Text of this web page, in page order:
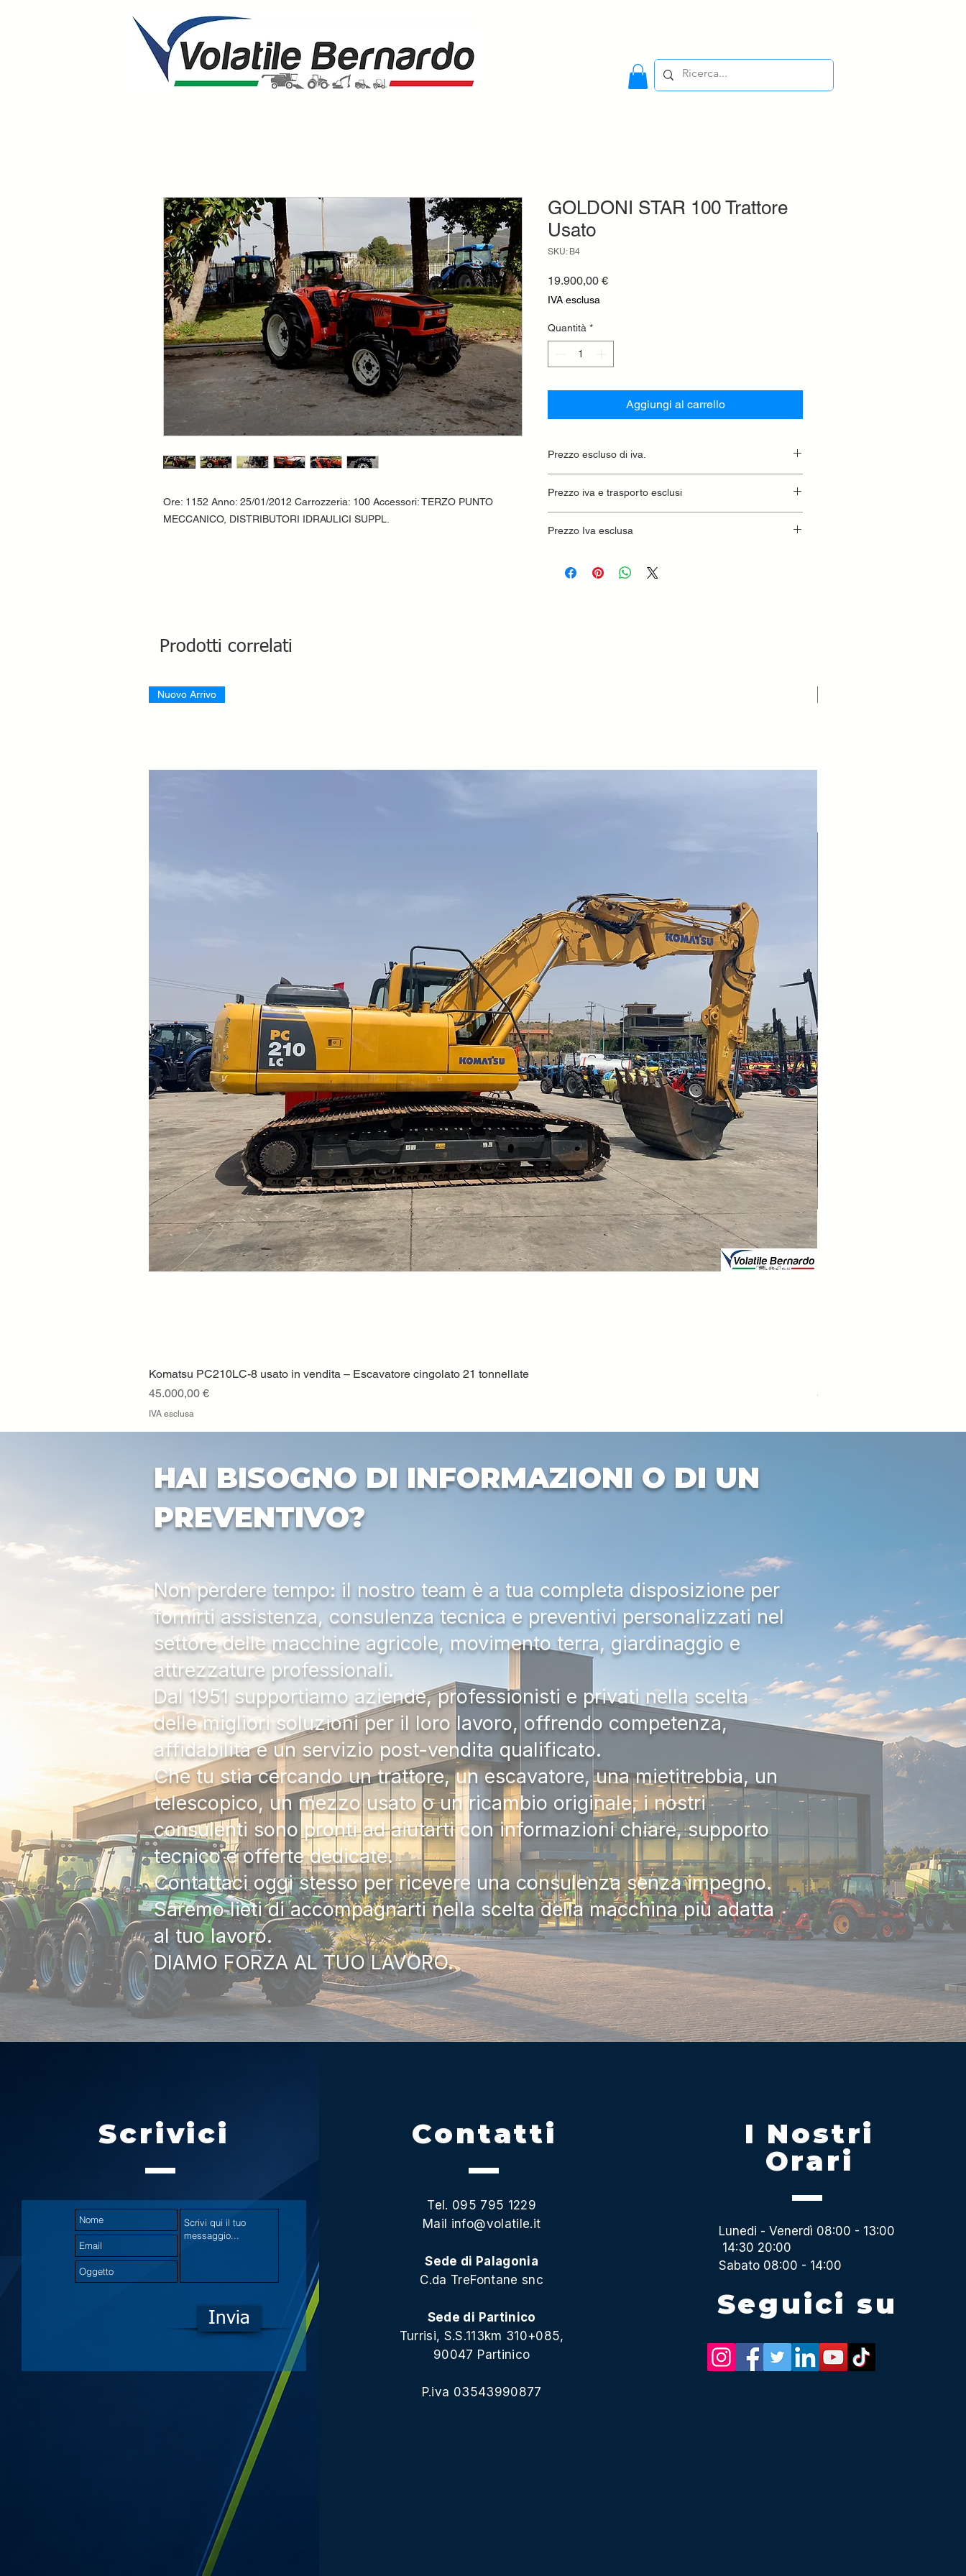
Ore: 1152 Anno: 25/01/2012 Carrozzeria: 100 Accessori: TERZO PUNTO
MECCANICO, DISTRIBUTORI IDRAULICI SUPPL.
GOLDONI STAR 100 Trattore
Usato
SKU: B4
19.900,00 €Prezzo
IVA esclusa
Quantità *
Aggiungi al carrello
Prezzo escluso di iva.
Prezzo iva e trasporto esclusi
Prezzo Iva esclusa
Prodotti correlati
Vista rapida
Nuovo Arrivo
Komatsu PC210LC-8 usato in vendita – Escavatore cingolato 21 tonnellate
Prezzo
45.000,00 €
IVA esclusa
Prezzo
33.000,00 €
HAI BISOGNO DI INFORMAZIONI O DI UN
PREVENTIVO?
Non perdere tempo: il nostro team è a tua completa disposizione per
fornirti assistenza, consulenza tecnica e preventivi personalizzati nel
settore delle macchine agricole, movimento terra, giardinaggio e
attrezzature professionali.
Dal 1951 supportiamo aziende, professionisti e privati nella scelta
delle migliori soluzioni per il loro lavoro, offrendo competenza,
affidabilità e un servizio post-vendita qualificato.
Che tu stia cercando un trattore, un escavatore, una mietitrebbia, un
telescopico, un mezzo usato o un ricambio originale, i nostri
consulenti sono pronti ad aiutarti con informazioni chiare, supporto
tecnico e offerte dedicate.
Contattaci oggi stesso per ricevere una consulenza senza impegno.
Saremo lieti di accompagnarti nella scelta della macchina più adatta
al tuo lavoro.
DIAMO FORZA AL TUO LAVORO.
Scrivici
Invia
Contatti
Tel. 095 795 1229
Mail info@volatile.it
Sede di Palagonia
C.da TreFontane snc
Sede di Partinico
Turrisi, S.S.113km 310+085,
90047 Partinico
P.iva 03543990877
I Nostri
Orari
Lunedi - Venerdì 08:00 - 13:00
14:30 20:00
Sabato 08:00 - 14:00
Seguici su